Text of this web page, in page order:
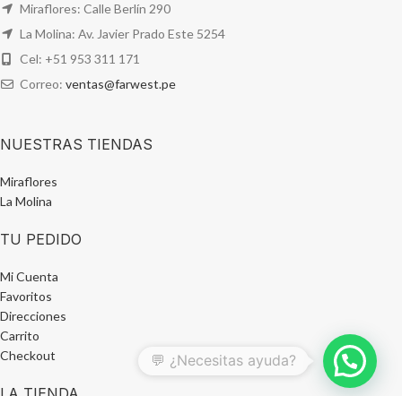
Miraflores: Calle Berlín 290
La Molina: Av. Javier Prado Este 5254
Cel: +51 953 311 171
Correo: ventas@farwest.pe
NUESTRAS TIENDAS
Miraflores
La Molina
TU PEDIDO
Mi Cuenta
Favoritos
Direcciones
Carrito
Checkout